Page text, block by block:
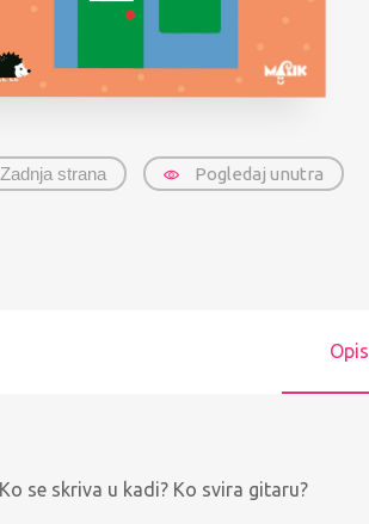
Zadnja strana Pogledaj unutra
Opis
Ko se skriva u kadi? Ko svira gitaru?